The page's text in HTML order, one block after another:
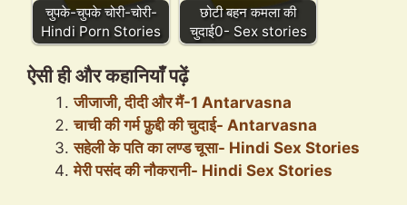
चुपके-चुपके चोरी-चोरी-
Hindi Porn Stories
छोटी बहन कमला की
चुदाई0- Sex stories
ऐसी ही और कहानियाँ पढ़ें
जीजाजी, दीदी और मैं-1 Antarvasna
चाची की गर्म फ़ुद्दी की चुदाई- Antarvasna
सहेली के पति का लण्ड चूसा- Hindi Sex Stories
मेरी पसंद की नौकरानी- Hindi Sex Stories